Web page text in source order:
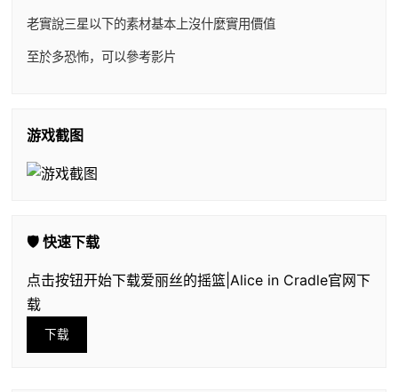
老實說三星以下的素材基本上沒什麼實用價值
至於多恐怖，可以參考影片
游戏截图
🛡️ 快速下载
点击按钮开始下载爱丽丝的摇篮|Alice in Cradle官网下
载
下载